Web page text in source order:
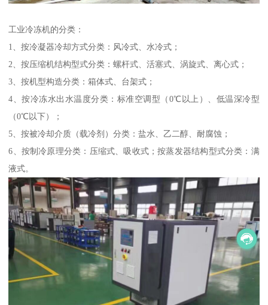
工业冷冻机的分类：
1、按冷凝器冷却方式分类：风冷式、水冷式；
2、按压缩机结构型式分类：螺杆式、活塞式、涡旋式、离心式；
3、按机型构造分类：箱体式、台架式；
4、按冷冻水出水温度分类：标准空调型（0℃以上）、低温深冷型
（0℃以下）；
5、按被冷却介质（载冷剂）分类：盐水、乙二醇、耐腐蚀；
6、按制冷原理分类：压缩式、吸收式；按蒸发器结构型式分类：满
液式。